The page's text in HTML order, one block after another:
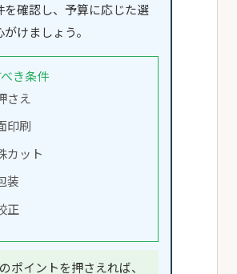
を確認し、予算に応じた選
けましょう。
き条件
さえ
印刷
カット
装
正
ポイントを押さえれば、